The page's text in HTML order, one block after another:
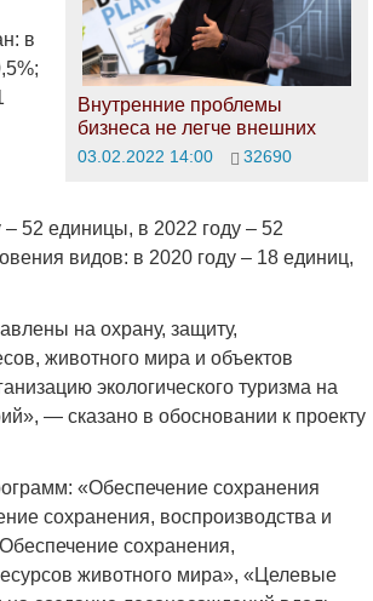
Внутренние проблемы
бизнеса не легче внешних
03.02.2022 14:00 32690
в
52 единицы, в 2022 году – 52
видов: в 2020 году – 18 единиц,
на охрану, защиту,
животного мира и объектов
экологического туризма на
— сказано в обосновании к проекту
«Обеспечение сохранения
сохранения, воспроизводства и
сохранения,
животного мира», «Целевые
Война Миров. Трамп разгромил
Сороса